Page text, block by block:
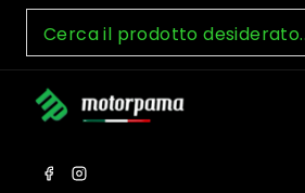
Skip
content